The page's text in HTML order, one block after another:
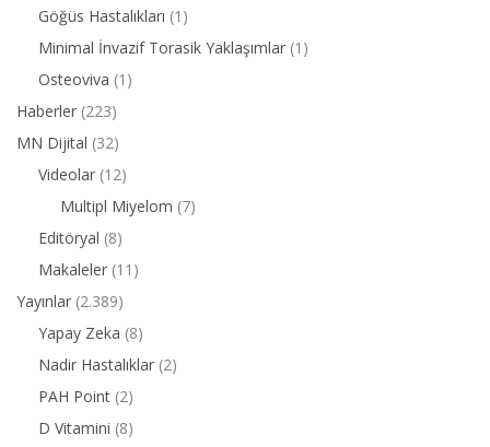
Göğüs Hastalıkları (1)
Minimal İnvazif Torasik Yaklaşımlar (1)
Osteoviva (1)
Haberler (223)
MN Dijital (32)
Videolar (12)
Multipl Miyelom (7)
Editöryal (8)
Makaleler (11)
Yayınlar (2.389)
Yapay Zeka (8)
Nadir Hastalıklar (2)
PAH Point (2)
D Vitamini (8)